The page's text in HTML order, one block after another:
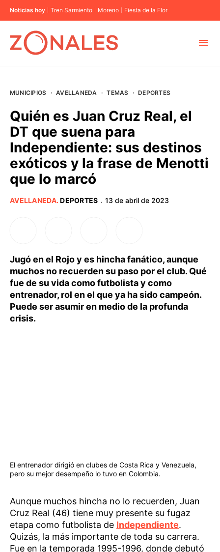
Noticias hoy Tren Sarmiento Moreno Fiesta de la Flor
BUENOS AIRES
PROVINCIAS
MUNICIPIOS · AVELLANEDA · TEMAS · DEPORTES
Quién es Juan Cruz Real, el
DT que suena para
Independiente: sus destinos
exóticos y la frase de Menotti
que lo marcó
AVELLANEDA.DEPORTES · 13 de abril de 2023
Jugó en el Rojo y es hincha fanático, aunque
muchos no recuerden su paso por el club. Qué
fue de su vida como futbolista y como
entrenador, rol en el que ya ha sido campeón.
Puede ser asumir en medio de la profunda
crisis.
El entrenador dirigió en clubes de Costa Rica y Venezuela,
pero su mejor desempeño lo tuvo en Colombia.
Aunque muchos hincha no lo recuerden, Juan
Cruz Real (46) tiene muy presente su fugaz
etapa como futbolista de Independiente.
Quizás, la más importante de toda su carrera.
Fue en la temporada 1995-1996, donde debutó